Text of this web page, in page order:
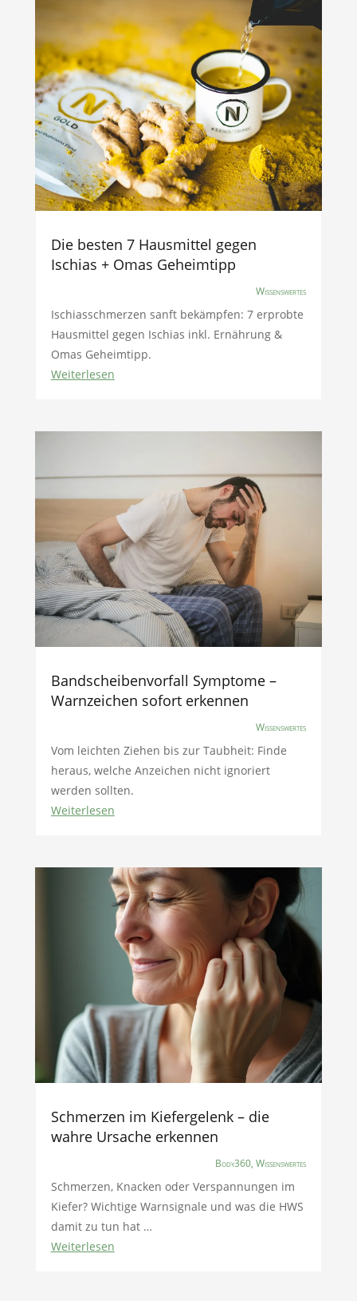
Die besten 7 Hausmittel gegen
Ischias + Omas Geheimtipp
Wissenswertes
Ischiasschmerzen sanft bekämpfen: 7 erprobte
Hausmittel gegen Ischias inkl. Ernährung &
Omas Geheimtipp.
Weiterlesen
Bandscheibenvorfall Symptome –
Warnzeichen sofort erkennen
Wissenswertes
Vom leichten Ziehen bis zur Taubheit: Finde
heraus, welche Anzeichen nicht ignoriert
werden sollten.
Weiterlesen
Schmerzen im Kiefergelenk – die
wahre Ursache erkennen
Body360,Wissenswertes
Schmerzen, Knacken oder Verspannungen im
Kiefer? Wichtige Warnsignale und was die HWS
damit zu tun hat …
Weiterlesen